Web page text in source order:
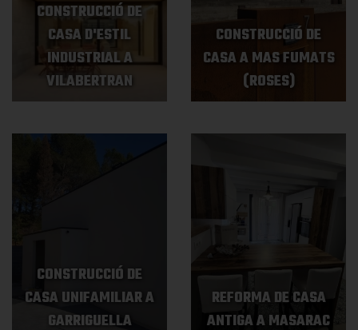
CONSTRUCCIÓ DE
CASA D'ESTIL
INDUSTRIAL A
VILABERTRAN
CONSTRUCCIÓ DE
CASA A MAS FUMATS
(ROSES)
CONSTRUCCIÓ DE
CASA UNIFAMILIAR A
GARRIGUELLA
REFORMA DE CASA
ANTIGA A MASARAC